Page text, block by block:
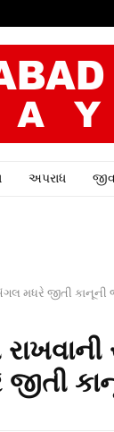
અપરાધ
મધરે જીતી
જીતી